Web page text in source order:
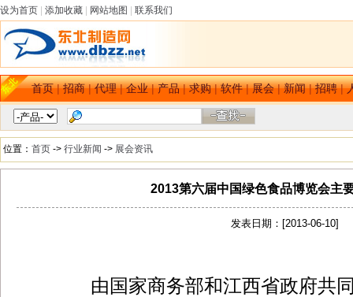
设为首页 添加收藏 网站地图 联系我们
首页|招商|代理|企业|产品|求购|软件|展会|新闻|招聘|
位置： 首页 -> 行业新闻 -> 展会资讯
2013第六届中国绿色食品博览会主
发表日期：[2013-06-10]
由国家商务部和江西省政府共同